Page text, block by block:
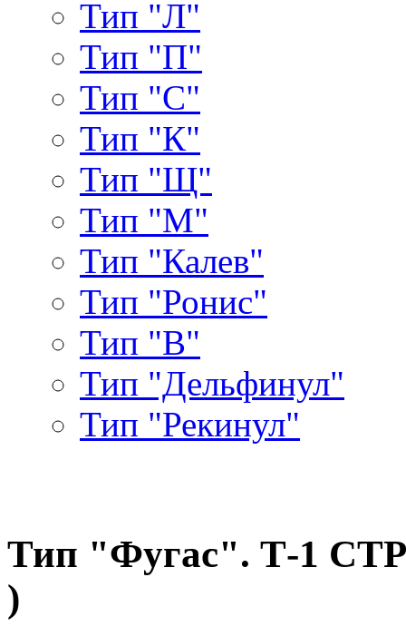
Тип "Л"
Тип "П"
Тип "С"
Тип "К"
Тип "Щ"
Тип "М"
Тип "Калев"
Тип "Ронис"
Тип "В"
Тип "Дельфинул"
Тип "Рекинул"
Тип "Фугас". Т-1
)